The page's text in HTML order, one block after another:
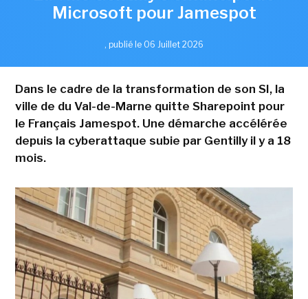
Microsoft pour Jamespot
, publié le 06 Juillet 2026
Dans le cadre de la transformation de son SI, la
ville de du Val-de-Marne quitte Sharepoint pour
le Français Jamespot. Une démarche accélérée
depuis la cyberattaque subie par Gentilly il y a 18
mois.